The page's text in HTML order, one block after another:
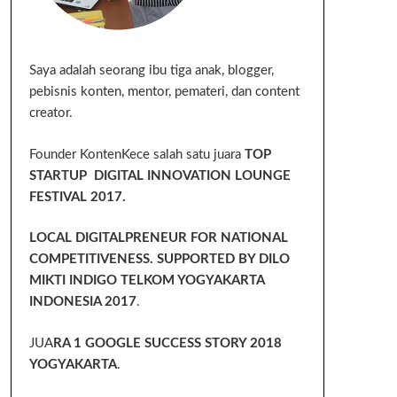
Saya adalah seorang ibu tiga anak, blogger,
pebisnis konten, mentor, pemateri, dan content
creator.
Founder KontenKece salah satu juara TOP
STARTUP DIGITAL INNOVATION LOUNGE
FESTIVAL 2017.
LOCAL DIGITALPRENEUR FOR NATIONAL
COMPETITIVENESS. SUPPORTED BY DILO
MIKTI INDIGO TELKOM YOGYAKARTA
INDONESIA 2017.
JUARA 1 GOOGLE SUCCESS STORY 2018
YOGYAKARTA.